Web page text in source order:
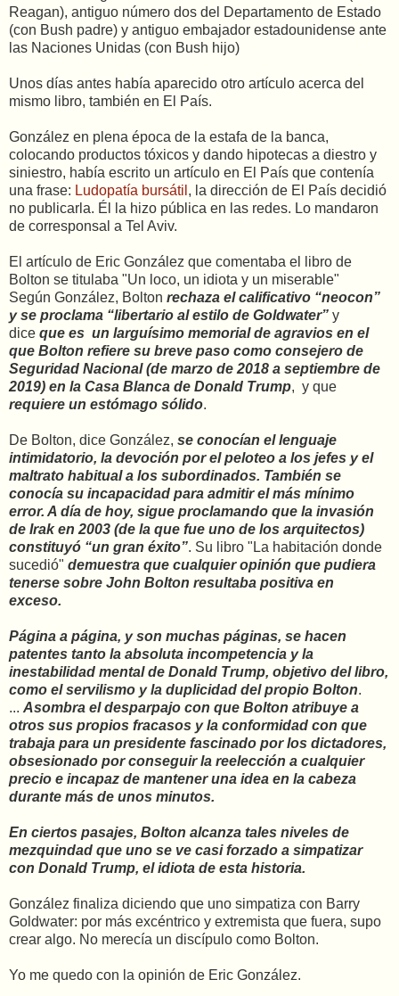
Reagan), antiguo número dos del Departamento de Estado
(con Bush padre) y antiguo embajador estadounidense ante
las Naciones Unidas (con Bush hijo)
Unos días antes había aparecido otro artículo acerca del
mismo libro, también en El País.
González en plena época de la estafa de la banca,
colocando productos tóxicos y dando hipotecas a diestro y
siniestro, había escrito un artículo en El País que contenía
una frase: Ludopatía bursátil , la dirección de El País decidió
no publicarla. Él la hizo pública en las redes. Lo mandaron
de corresponsal a Tel Aviv.
El artículo de Eric González que comentaba el libro de
Bolton se titulaba "Un loco, un idiota y un miserable"
Según González, Bolton rechaza el calificativo “neocon”
y se proclama “libertario al estilo de Goldwater” y
dice que es un larguísimo memorial de agravios en el
que Bolton refiere su breve paso como consejero de
Seguridad Nacional (de marzo de 2018 a septiembre de
2019) en la Casa Blanca de Donald Trump, y que
requiere un estómago sólido.
De Bolton, dice González, se conocían el lenguaje
intimidatorio, la devoción por el peloteo a los jefes y el
maltrato habitual a los subordinados. También se
conocía su incapacidad para admitir el más mínimo
error. A día de hoy, sigue proclamando que la invasión
de Irak en 2003 (de la que fue uno de los arquitectos)
constituyó “un gran éxito”. Su libro "La habitación donde
sucedió" demuestra que cualquier opinión que pudiera
tenerse sobre John Bolton resultaba positiva en
exceso.
Página a página, y son muchas páginas, se hacen
patentes tanto la absoluta incompetencia y la
inestabilidad mental de Donald Trump, objetivo del libro,
como el servilismo y la duplicidad del propio Bolton.
... Asombra el desparpajo con que Bolton atribuye a
otros sus propios fracasos y la conformidad con que
trabaja para un presidente fascinado por los dictadores,
obsesionado por conseguir la reelección a cualquier
precio e incapaz de mantener una idea en la cabeza
durante más de unos minutos.
En ciertos pasajes, Bolton alcanza tales niveles de
mezquindad que uno se ve casi forzado a simpatizar
con Donald Trump, el idiota de esta historia.
González finaliza diciendo que uno simpatiza con Barry
Goldwater: por más excéntrico y extremista que fuera, supo
crear algo. No merecía un discípulo como Bolton.
Yo me quedo con la opinión de Eric González.